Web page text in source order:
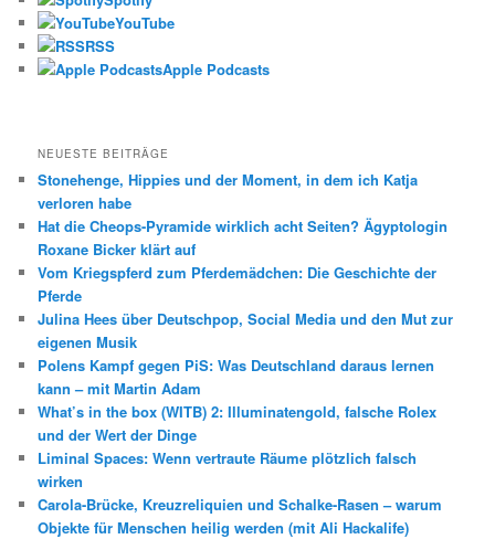
YouTube
RSS
Apple Podcasts
NEUESTE BEITRÄGE
Stonehenge, Hippies und der Moment, in dem ich Katja
verloren habe
Hat die Cheops-Pyramide wirklich acht Seiten? Ägyptologin
Roxane Bicker klärt auf
Vom Kriegspferd zum Pferdemädchen: Die Geschichte der
Pferde
Julina Hees über Deutschpop, Social Media und den Mut zur
eigenen Musik
Polens Kampf gegen PiS: Was Deutschland daraus lernen
kann – mit Martin Adam
What’s in the box (WITB) 2: Illuminatengold, falsche Rolex
und der Wert der Dinge
Liminal Spaces: Wenn vertraute Räume plötzlich falsch
wirken
Carola-Brücke, Kreuzreliquien und Schalke-Rasen – warum
Objekte für Menschen heilig werden (mit Ali Hackalife)